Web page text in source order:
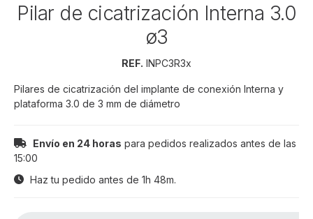
Pilar de cicatrización Interna 3.0
ø3
REF. INPC3R3x
Pilares de cicatrización del implante de conexión Interna y
plataforma 3.0 de 3 mm de diámetro
Envío en 24 horas para pedidos realizados antes de las
15:00
Haz tu pedido antes de 1h 48m.